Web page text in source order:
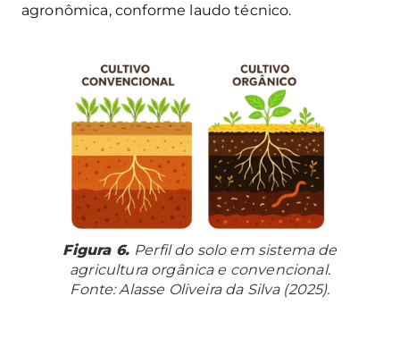
agronômica, conforme laudo técnico.
Figura 6. Perfil do solo em sistema de
agricultura orgânica e convencional.
Fonte: Alasse Oliveira da Silva (2025).